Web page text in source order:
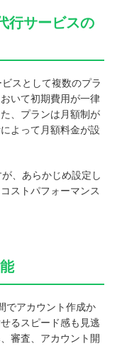
行サービスの
スとして複数のプラ
いて初期費用が一律
、プランは月額制が
よって月額料金が設
、あらかじめ設定し
ストパフォーマンス
でアカウント作成か
るスピード感も見逃
審査、アカウント開